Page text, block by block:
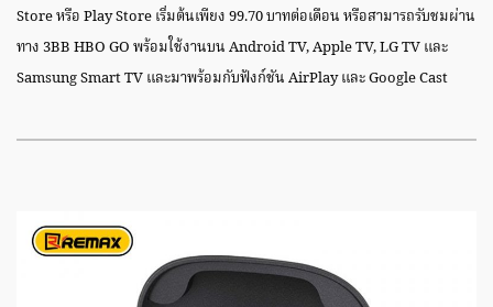
Store หรือ Play Store เริ่มต้นเพียง 99.70 บาทต่อเดือน หรือสามารถรับชมผ่าน
ทาง 3BB HBO GO พร้อมใช้งานบน Android TV, Apple TV, LG TV และ
Samsung Smart TV และมาพร้อมกับฟังก์ชัน AirPlay และ Google Cast